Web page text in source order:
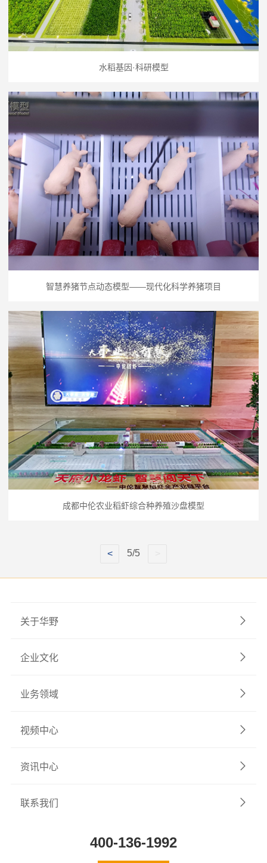
水稻基因·科研模型
智慧养猪节点动态模型——现代化科学养猪项目
成都中伦农业稻虾综合种养殖沙盘模型
5/5
关于华野
企业文化
业务领域
视频中心
资讯中心
联系我们
400-136-1992